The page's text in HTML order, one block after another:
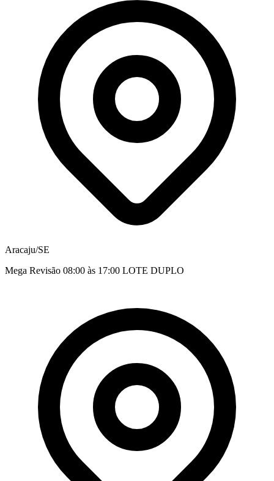
Aracaju/SE
Mega Revisão 08:00 às 17:00 LOTE DUPLO